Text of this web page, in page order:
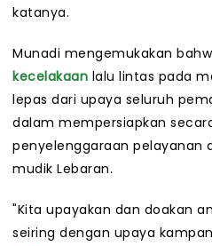
katanya.
Munadi mengemukakan
kecelakaan lalu lintas pada
lepas dari upaya seluruh
dalam mempersiapkan
penyelenggaraan pelayanan
mudik Lebaran.
"Kita upayakan dan doakan
seiring dengan upaya